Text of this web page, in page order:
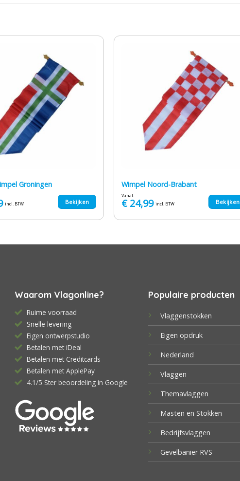
Groningen
incl. BTW Bekijken
Wimpel Noord-Brabant
Vanaf:
€24,99 incl. BTW Bekijken
Waarom Vlagonline?
Ruime voorraad
Snelle levering
Eigen ontwerpstudio
Betalen met iDeal
Betalen met Creditcards
Betalen met ApplePay
4.1/5 Ster beoordeling in Google
Populaire producten
Vlaggenstokken
Eigen opdruk
Nederland
Vlaggen
Themavlaggen
Masten en Stokken
Bedrijfsvlaggen
Gevelbanier RVS